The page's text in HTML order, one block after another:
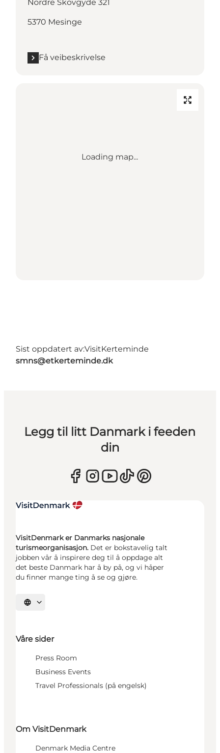
Nordre Skovgyde 321
5370 Mesinge
Få veibeskrivelse
Loading map...
Sist oppdatert av:VisitKerteminde
smns@etkerteminde.dk
Legg til litt Danmark i feeden
din
VisitDenmark er Danmarks nasjonale
turismeorganisasjon. Det er bokstavelig talt
jobben vår å inspirere deg til å oppdage alt
det beste Danmark har å by på, og vi håper
du finner mange ting å se og gjøre.
Velg språk
Våre sider
Press Room
Business Events
Travel Professionals (på engelsk)
Om VisitDenmark
Denmark Media Centre